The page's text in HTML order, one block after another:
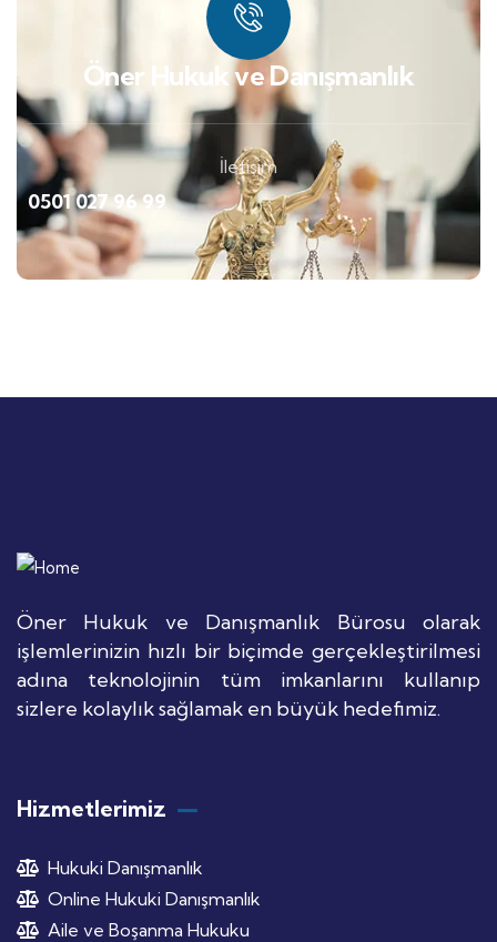
Öner Hukuk ve Danışmanlık
İletişim
0501 027 96 99
Öner Hukuk ve Danışmanlık Bürosu olarak
işlemlerinizin hızlı bir biçimde gerçekleştirilmesi
adına teknolojinin tüm imkanlarını kullanıp
sizlere kolaylık sağlamak en büyük hedefimiz.
Hizmetlerimiz
Hukuki Danışmanlık
Online Hukuki Danışmanlık
Aile ve Boşanma Hukuku